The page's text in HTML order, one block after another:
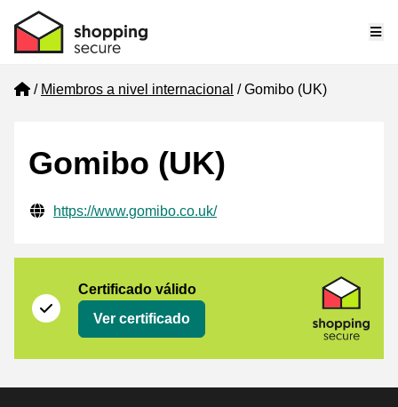
Home
Miembros a nivel internacional Gomibo (UK)
Gomibo (UK)
Información de contacto verificada
Website URL
https://www.gomibo.co.uk/
Certificado válido
Ver certificado